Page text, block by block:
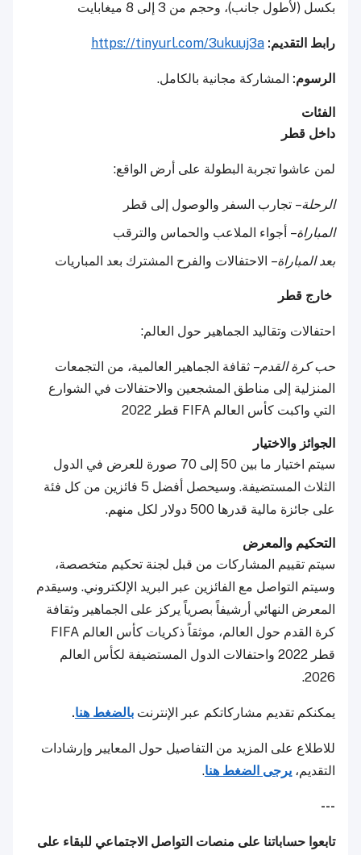
بكسل (لأطول جانب)، وحجم من 3 إلى 8 ميغابايت
رابط التقديم: https://tinyurl.com/3ukuuj3a
الرسوم: المشاركة مجانية بالكامل.
الفئات
داخل قطر
لمن عاشوا تجربة البطولة على أرض الواقع:
الرحلة– تجارب السفر والوصول إلى قطر
المباراة– أجواء الملاعب والحماس والترقب
بعد المباراة– الاحتفالات والفرح المشترك بعد المباريات
خارج قطر
احتفالات وتقاليد الجماهير حول العالم:
حب كرة القدم– ثقافة الجماهير العالمية، من التجمعات
المنزلية إلى مناطق المشجعين والاحتفالات في الشوارع
التي واكبت كأس العالم FIFA قطر 2022
الجوائز والاختيار
سيتم اختيار ما بين 50 إلى 70 صورة للعرض في الدول
الثلاث المستضيفة. وسيحصل أفضل 5 فائزين من كل فئة
على جائزة مالية قدرها 500 دولار لكل منهم.
التحكيم والمعرض
سيتم تقييم المشاركات من قبل لجنة تحكيم متخصصة،
وسيتم التواصل مع الفائزين عبر البريد الإلكتروني. وسيقدم
المعرض النهائي أرشيفاً بصرياً يركز على الجماهير وثقافة
كرة القدم حول العالم، موثقاً ذكريات كأس العالم FIFA
قطر 2022 واحتفالات الدول المستضيفة لكأس العالم
2026.
يمكنكم تقديم مشاركاتكم عبر الإنترنت بالضغط هنا.
للاطلاع على المزيد من التفاصيل حول المعايير وإرشادات
التقديم، يرجى الضغط هنا.
---
تابعوا حساباتنا على منصات التواصل الاجتماعي للبقاء على